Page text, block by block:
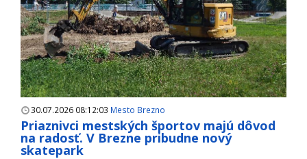
30.07.2026 08:12:03 Mesto Brezno
Priaznivci mestských športov majú dôvod
na radosť. V Brezne pribudne nový
skatepark